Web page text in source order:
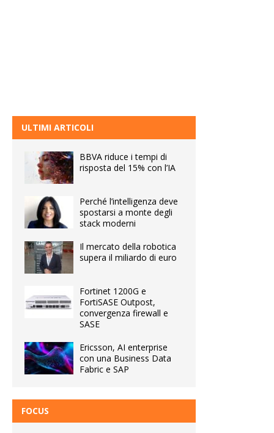
ULTIMI ARTICOLI
BBVA riduce i tempi di
risposta del 15% con l’IA
Perché l’intelligenza deve
spostarsi a monte degli
stack moderni
Il mercato della robotica
supera il miliardo di euro
Fortinet 1200G e
FortiSASE Outpost,
convergenza firewall e
SASE
Ericsson, AI enterprise
con una Business Data
Fabric e SAP
FOCUS